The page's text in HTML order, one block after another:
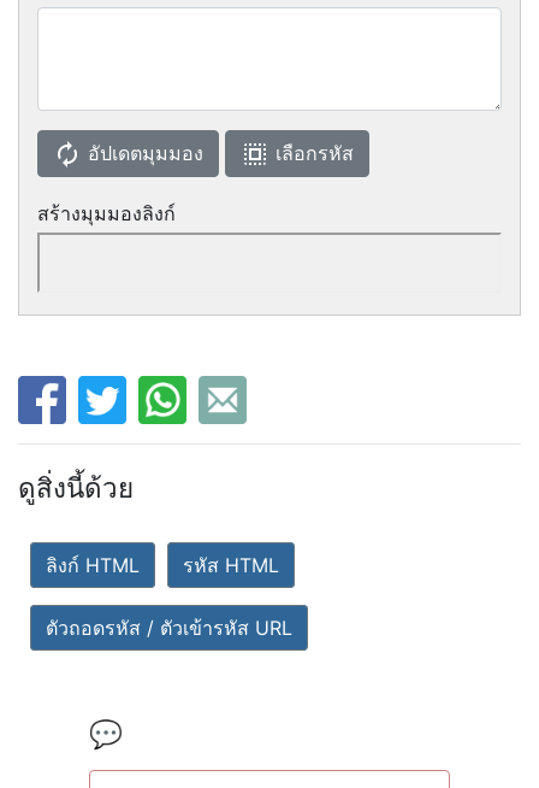
autorenew อัปเดตมุมมอง select_all เลือกรหัส
สร้างมุมมองลิงก์
ดูสิ่งนี้ด้วย
ลิงก์ HTML รหัส HTML
ตัวถอดรหัส / ตัวเข้ารหัส URL
💬